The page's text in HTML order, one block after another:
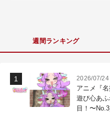
週間ランキング
2026/07/24
アニメ『
遊び心あ
目！〜